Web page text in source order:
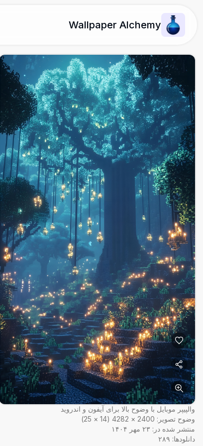
Wallpaper Alchemy
والپیپر موبایل با وضوح بالا برای آیفون و اندروید
وضوح تصویر: 2400
×
4282
(
14
×
25
)
منتشر شده در: ۲۳ مهر ۱۴۰۴
دانلودها: ۲۸۹